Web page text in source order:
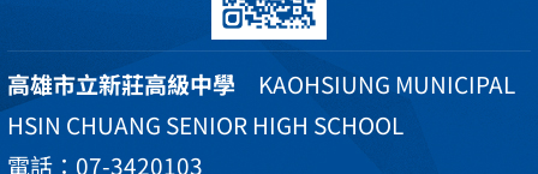
高雄市立新莊高級中學 KAOHSIUNG MUNICIPAL
HSIN CHUANG SENIOR HIGH SCHOOL
電話：07-3420103